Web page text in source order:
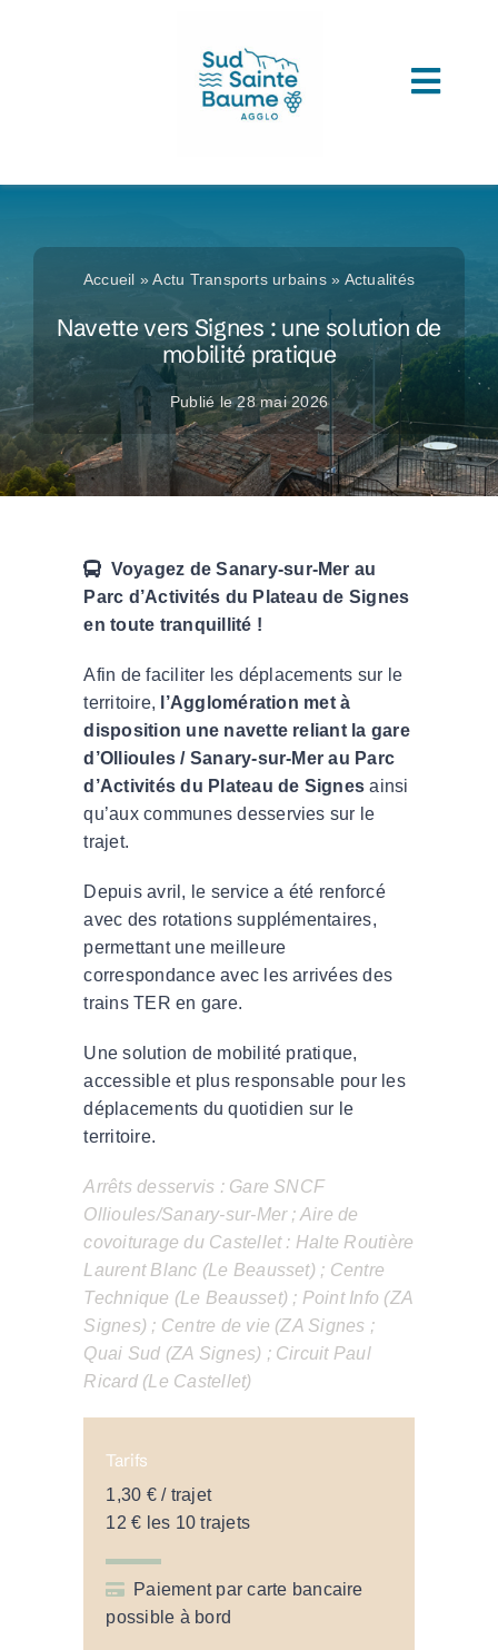
COMPRENDRE L’AGGLOMERATION
CONNAITRE SON ADMINISTRATION
ACCEDER A VOS SERVICES
DECOUVRIR SUD SAINTE BAUME
TOUTES LES ACTUS
LES MÉDIATHÈQUES
Accueil »Actu Transports urbains» Actualités
Navette vers Signes : une solution de
mobilité pratique
Publié le 28 mai 2026
Voyagez de Sanary-sur-Mer au
Parc d’Activités du Plateau de Signes
en toute tranquillité !
Afin de faciliter les déplacements sur le
territoire,
l’Agglomération met à
disposition une navette reliant la gare
d’Ollioules / Sanary-sur-Mer au Parc
d’Activités du Plateau de Signes ainsi
qu’aux communes desservies sur le
trajet.
Depuis avril, le service a été renforcé
avec des rotations supplémentaires,
permettant une meilleure
correspondance avec les arrivées des
trains TER en gare.
Une solution de mobilité pratique,
accessible et plus responsable pour les
déplacements du quotidien sur le
territoire.
Arrêts desservis : Gare SNCF
Ollioules/Sanary-sur-Mer ; Aire de
covoiturage du Castellet : Halte Routière
Laurent Blanc (Le Beausset) ; Centre
Technique (Le Beausset) ; Point Info (ZA
Signes) ; Centre de vie (ZA Signes ;
Quai Sud (ZA Signes) ; Circuit Paul
Ricard (Le Castellet)
Tarifs
1,30 € / trajet
12 € les 10 trajets
Paiement par carte bancaire
possible à bord